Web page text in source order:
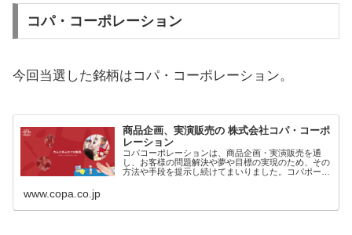
コパ・コーポレーション
今回当選した銘柄はコパ・コーポレーション。
商品企画、実演販売の 株式会社コパ・コーポ
レーション
コパコーポレーションは、商品企画・実演販売を通
し、お客様の問題解決や夢や目標の実現のため、その
方法や手段を提示し続けてまいりました。コパポーポ
www.copa.co.jp